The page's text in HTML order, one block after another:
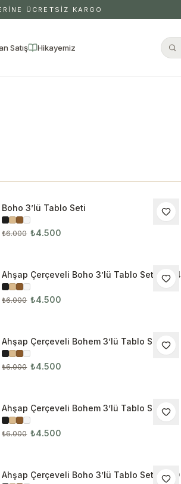
ÜCRETSİZ KARGO
Satış Hikayemiz
İNDIRIM
Boho 3’lü Tablo Seti
₺6.000 ₺4.500
İNDIRIM
Ahşap Çerçeveli Boho 3’lü Tablo Seti 3044
₺6.000 ₺4.500
İNDIRIM
Ahşap Çerçeveli Bohem 3’lü Tablo Seti
3051
₺6.000 ₺4.500
İNDIRIM
Ahşap Çerçeveli Bohem 3’lü Tablo Seti
3062
₺6.000 ₺4.500
İNDIRIM
Ahşap Çerçeveli Boho 3’lü Tablo Seti 3070